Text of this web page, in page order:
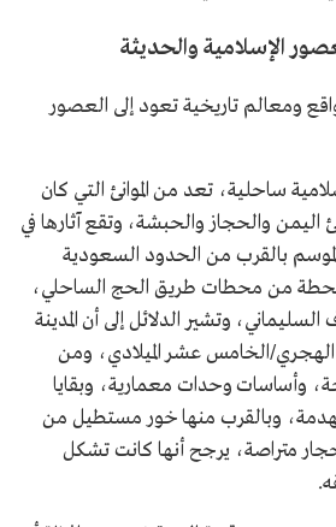
الإسلامية والحديثة
ومعالم تاريخية تعود إلى العصور
ساحلية، تعد من الموانئ التي كان
اليمن والحجاز والحبشة، وتقع آثارها في
بالقرب من الحدود السعودية
كمحطة من محطات طريق الحج الساحلي،
وتشير الدلائل إلى أن المدينة
الخامس عشر الميلادي، ومن
وأساسات وحدات معمارية، وبقايا
وبالقرب منها خور مستطيل من
متراصة، يرجح أنها كانت تشكل